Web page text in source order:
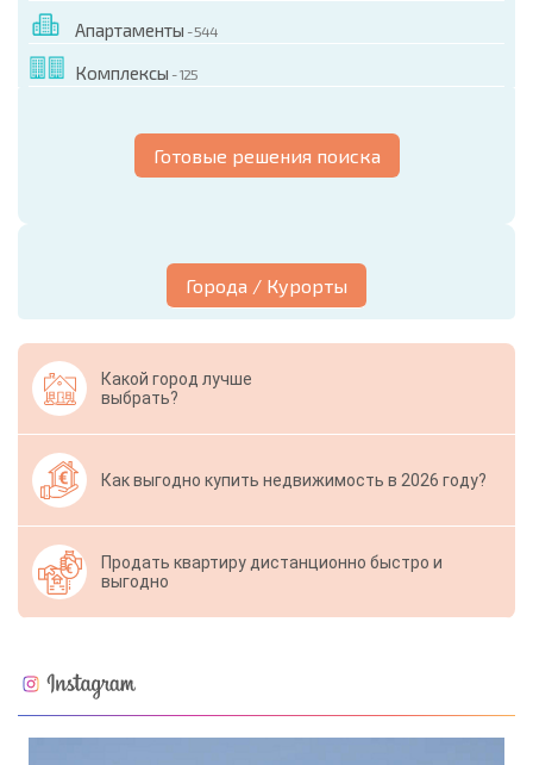
Апартаменты - 544
Комплексы - 125
Готовые решения поиска
Города / Курорты
Какой город лучше
выбрать?
Как выгодно купить недвижимость в 2026 году?
Продать квартиру дистанционно быстро и
выгодно